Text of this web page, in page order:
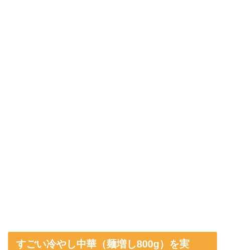
すごい冷やし中華（麺増し800g）を実